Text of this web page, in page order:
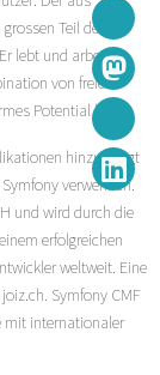
Teil der ab
lebt und arbeitet
von freier
Potential hat.
hinzugefügt
verwenden.
und wird durch die
erfolgreichen
weltweit. Eine
Symfony CMF
mit internationaler